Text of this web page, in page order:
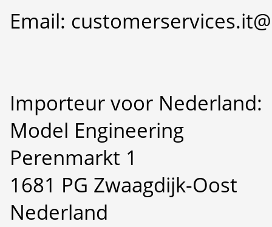
Email:
Importeur voor Nederland:
Model Engineering
Perenmarkt 1
1681 PG Zwaagdijk-Oost
Nederland